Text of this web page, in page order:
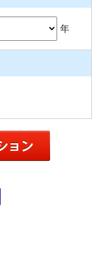
年